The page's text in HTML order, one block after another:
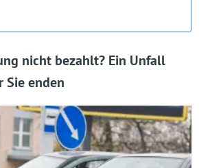
nicht bezahlt? Ein Unfall
Sie enden